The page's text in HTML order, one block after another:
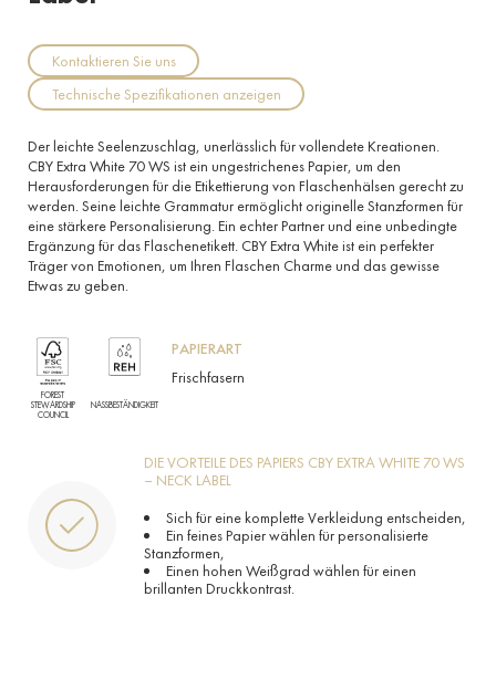
Kontaktieren Sie uns
Technische Spezifikationen anzeigen
Der leichte Seelenzuschlag, unerlässlich für vollendete Kreationen.
CBY Extra White 70 WS ist ein ungestrichenes Papier, um den
Herausforderungen für die Etikettierung von Flaschenhälsen gerecht zu
werden. Seine leichte Grammatur ermöglicht originelle Stanzformen für
eine stärkere Personalisierung. Ein echter Partner und eine unbedingte
Ergänzung für das Flaschenetikett. CBY Extra White ist ein perfekter
Träger von Emotionen, um Ihren Flaschen Charme und das gewisse
Etwas zu geben.
FOREST
STEWARDSHIP
COUNCIL
NASSBESTÄNDIGKEIT
PAPIERART
Frischfasern
DIE VORTEILE DES PAPIERS CBY EXTRA WHITE 70 WS
– NECK LABEL
Sich für eine komplette Verkleidung entscheiden,
Ein feines Papier wählen für personalisierte
Stanzformen,
Einen hohen Weißgrad wählen für einen
brillanten Druckkontrast.